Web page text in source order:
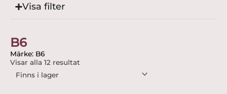
Visa filter
B6
Märke: B6
Visar alla 12 resultat